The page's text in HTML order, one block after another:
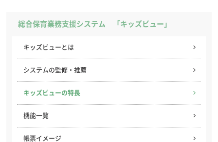
総合保育業務支援システム 「キッズビュー」
キッズビューとは
システムの監修・推薦
キッズビューの特長
機能一覧
帳票イメージ